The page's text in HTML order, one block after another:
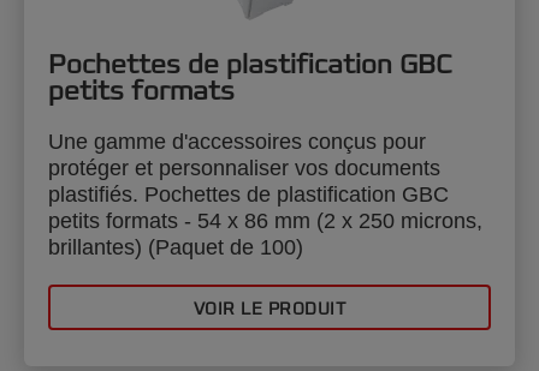
Pochettes de plastification GBC
petits formats
Une gamme d'accessoires conçus pour
protéger et personnaliser vos documents
plastifiés. Pochettes de plastification GBC
petits formats - 54 x 86 mm (2 x 250 microns,
brillantes) (Paquet de 100)
VOIR LE PRODUIT